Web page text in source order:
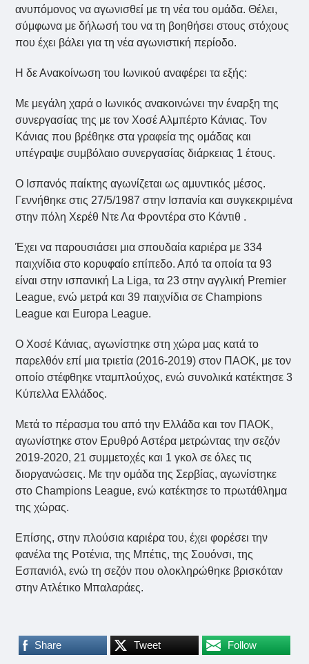
ανυπόμονος να αγωνισθεί με τη νέα του ομάδα. Θέλει,
σύμφωνα με δήλωσή του να τη βοηθήσει στους στόχους
που έχει βάλει για τη νέα αγωνιστική περίοδο.
Η δε Ανακοίνωση του Ιωνικού αναφέρει τα εξής:
Με μεγάλη χαρά ο Ιωνικός ανακοινώνει την έναρξη της
συνεργασίας της με τον Χοσέ Αλμπέρτο Κάνιας. Τον
Κάνιας που βρέθηκε στα γραφεία της ομάδας και
υπέγραψε συμβόλαιο συνεργασίας διάρκειας 1 έτους.
Ο Ισπανός παίκτης αγωνίζεται ως αμυντικός μέσος.
Γεννήθηκε στις 27/5/1987 στην Ισπανία και συγκεκριμένα
στην πόλη Χερέθ Ντε Λα Φροντέρα στο Κάντιθ .
Έχει να παρουσιάσει μια σπουδαία καριέρα με 334
παιχνίδια στο κορυφαίο επίπεδο. Από τα οποία τα 93
είναι στην ισπανική La Liga, τα 23 στην αγγλική Premier
League, ενώ μετρά και 39 παιχνίδια σε Champions
League και Europa League.
Ο Χοσέ Κάνιας, αγωνίστηκε στη χώρα μας κατά το
παρελθόν επί μια τριετία (2016-2019) στον ΠΑΟΚ, με τον
οποίο στέφθηκε νταμπλούχος, ενώ συνολικά κατέκτησε 3
Κύπελλα Ελλάδος.
Μετά το πέρασμα του από την Ελλάδα και τον ΠΑΟΚ,
αγωνίστηκε στον Ερυθρό Αστέρα μετρώντας την σεζόν
2019-2020, 21 συμμετοχές και 1 γκολ σε όλες τις
διοργανώσεις. Με την ομάδα της Σερβίας, αγωνίστηκε
στο Champions League, ενώ κατέκτησε το πρωτάθλημα
της χώρας.
Επίσης, στην πλούσια καριέρα του, έχει φορέσει την
φανέλα της Ροτένια, της Μπέτις, της Σουόνσι, της
Εσπανιόλ, ενώ τη σεζόν που ολοκληρώθηκε βρισκόταν
στην Ατλέτικο Μπαλαράες.
Share Tweet Follow